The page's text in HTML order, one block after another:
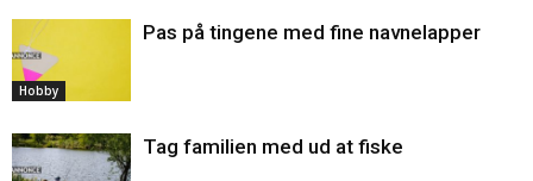
Hobby
Pas på tingene med fine navnelapper
Tag familien med ud at fiske